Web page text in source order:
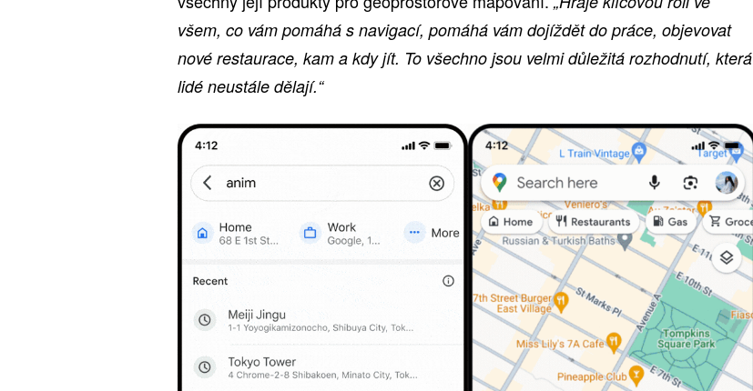
všem, co vám pomáhá s navigací, pomáhá vám dojíždět do práce, objevovat
nové restaurace, kam a kdy jít. To všechno jsou velmi důležitá rozhodnutí, která
lidé neustále dělají.“